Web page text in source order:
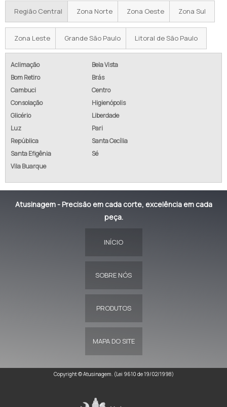
Região Central Zona Norte Zona Oeste Zona Sul
Zona Leste Grande São Paulo Litoral de São Paulo
Aclimação
Bela Vista
Bom Retiro
Brás
Cambuci
Centro
Consolação
Higienópolis
Glicério
Liberdade
Luz
Pari
República
Santa Cecília
Santa Efigênia
Sé
Vila Buarque
Atusinagem - Precisão em cada corte, excelência em cada
peça.
INÍCIO
SOBRE NÓS
PRODUTOS
MAPA DO SITE
Copyright © Atusinagem. (Lei 9610 de 19/02/1998)